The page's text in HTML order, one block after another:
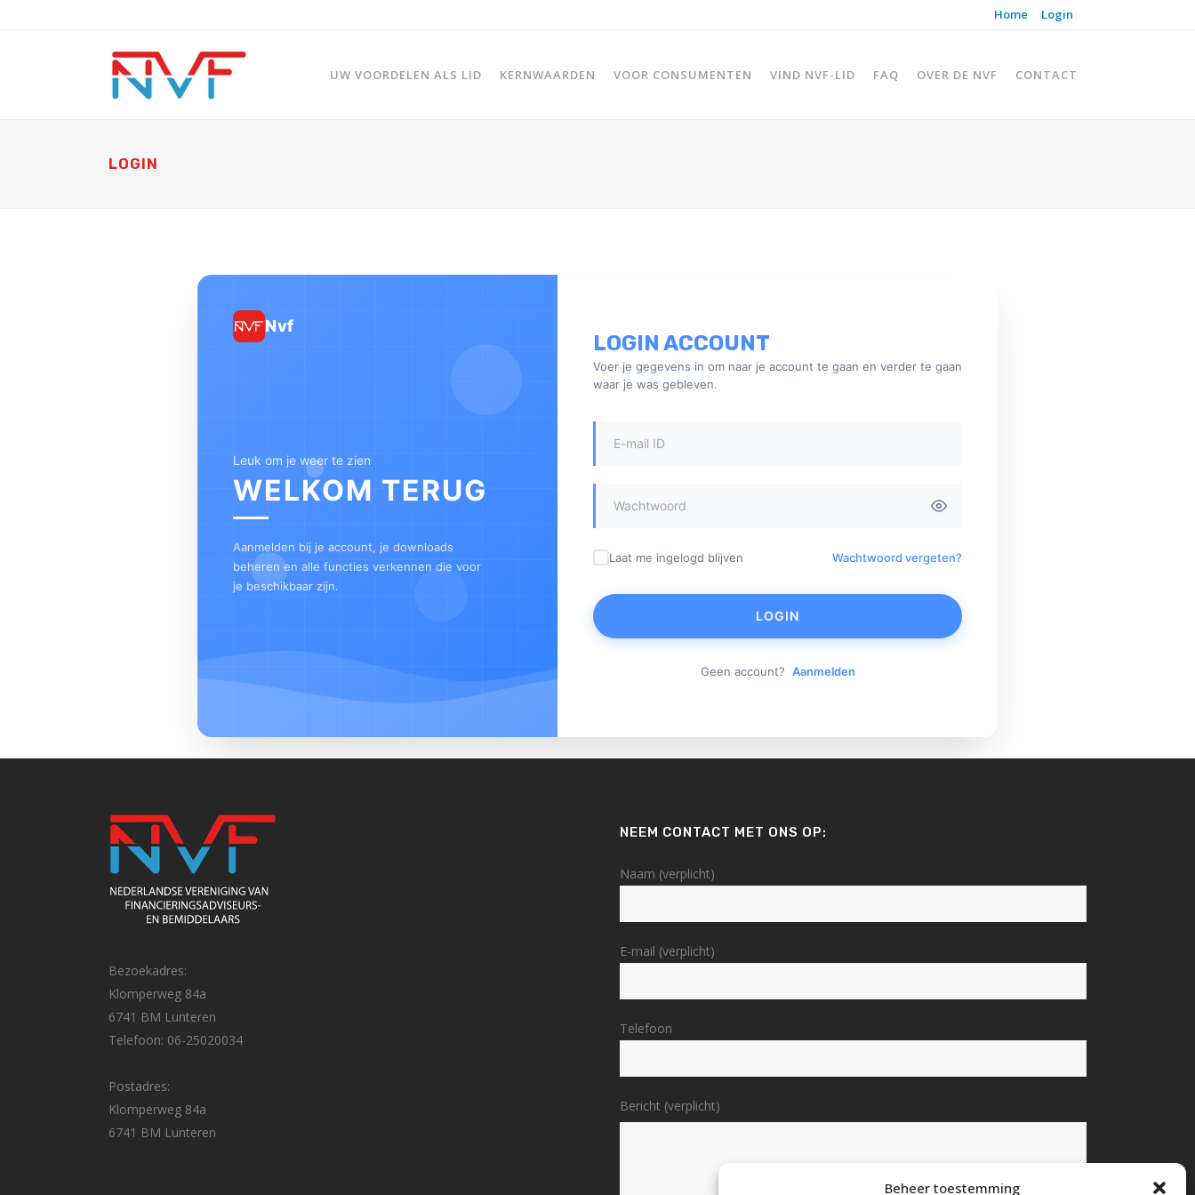
Beheer toestemming
Home Login
UW VOORDELEN ALS LID KERNWAARDEN VOOR CONSUMENTEN VIND NVF-LID FAQ OVER DE NVF CONTACT
LOGIN
Nvf
Leuk om je weer te zien
WELKOM TERUG
Aanmelden bij je account, je downloads
beheren en alle functies verkennen die voor
je beschikbaar zijn.
LOGIN ACCOUNT
Voer je gegevens in om naar je account te gaan en verder te gaan
waar je was gebleven.
Laat me ingelogd blijven Wachtwoord vergeten?
LOGIN
Geen account? Aanmelden
Bezoekadres:
Klomperweg 84a
6741 BM Lunteren
Telefoon: 06-25020034
Postadres:
Klomperweg 84a
6741 BM Lunteren
NEEM CONTACT MET ONS OP:
Naam (verplicht)
E-mail (verplicht)
Telefoon
Bericht (verplicht)